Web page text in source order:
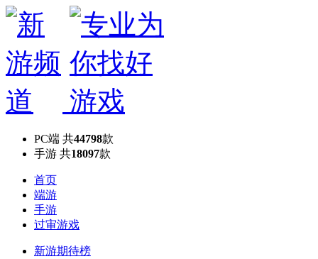
PC端 共44798款
手游 共18097款
首页
端游
手游
过审游戏
新游期待榜